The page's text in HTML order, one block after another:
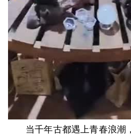
当千年古都遇上青春浪潮